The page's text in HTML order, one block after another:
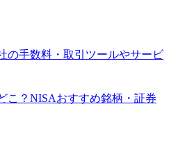
の手数料・取引ツールやサービ
こ？NISAおすすめ銘柄・証券